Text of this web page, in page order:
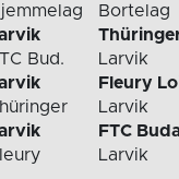
Bortelag
Bud.
Larvik
Fleury
Larvik
FTC
Larvik